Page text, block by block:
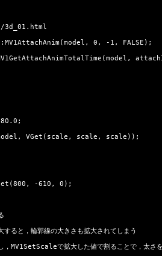
0, -1, FALSE);
VGet(scale, scale, scale));
-610, 0);
ると，輪郭線の大きさも拡大されてしまう
MV1SetScaleで拡大した値で割ることで，太さを